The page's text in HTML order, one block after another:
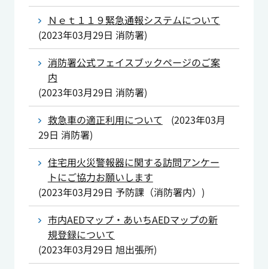
Ｎｅｔ１１９緊急通報システムについて
(2023年03月29日 消防署)
消防署公式フェイスブックページのご案
内
(2023年03月29日 消防署)
救急車の適正利用について
(2023年03月
29日 消防署)
住宅用火災警報器に関する訪問アンケー
トにご協力お願いします
(2023年03月29日 予防課（消防署内） )
市内AEDマップ・あいちAEDマップの新
規登録について
(2023年03月29日 旭出張所)